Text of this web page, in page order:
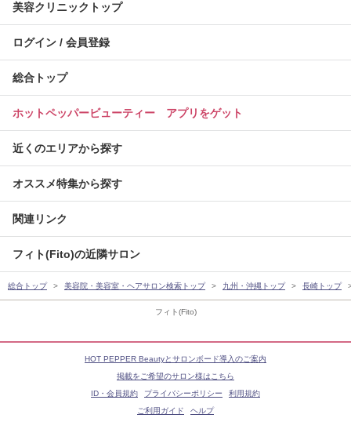
フィト(Fito)
美容クリニックトップ
ログイン / 会員登録
総合トップ
ホットペッパービューティー アプリをゲット
近くのエリアから探す
オススメ特集から探す
関連リンク
フィト(Fito)の近隣サロン
総合トップ 美容院・美容室・ヘアサロン検索トップ 九州・沖縄トップ 長崎トップ
HOT PEPPER Beautyとサロンボード導入のご案内
掲載をご希望のサロン様はこちら
ID・会員規約
プライバシーポリシー
利用規約
ご利用ガイド
ヘルプ